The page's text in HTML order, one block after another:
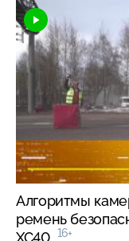
Алгоритмы
ремень
XC40 16+